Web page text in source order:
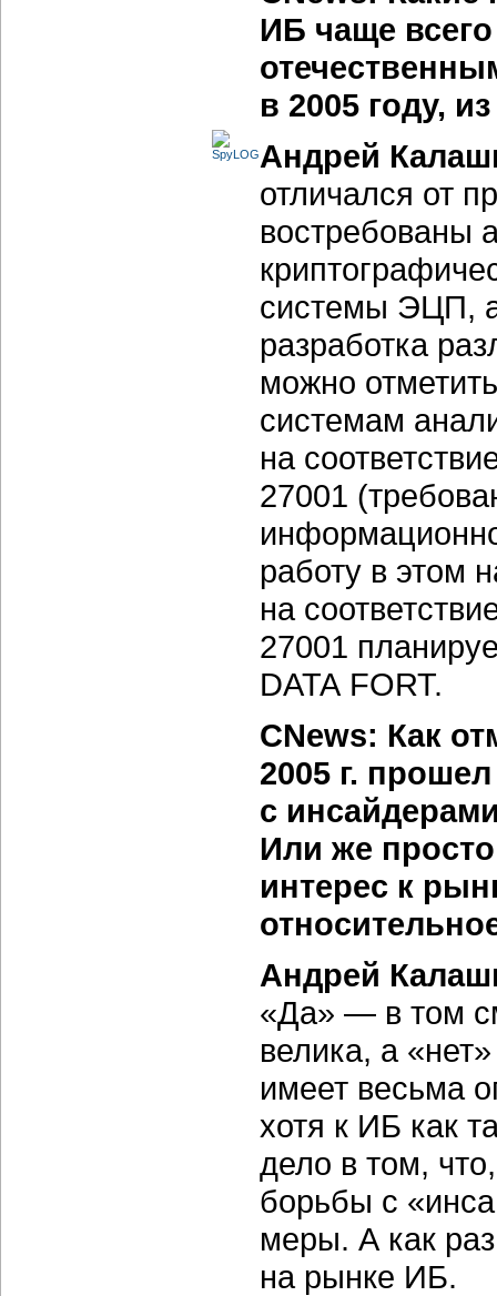
ИБ чаще
в 2005 году,
Андрей
отличался от
востребованы
системы ЭЦП, а
разработка
можно
системам
на
27001
работу в этом
на
27001
DATA FORT.
CNews: Как
2005 г.
с
Или же
интерес к
Андрей
«Да» — в том
велика, а
имеет весьма
хотя к ИБ как
дело в том,
борьбы с
меры. А как
на рынке ИБ.